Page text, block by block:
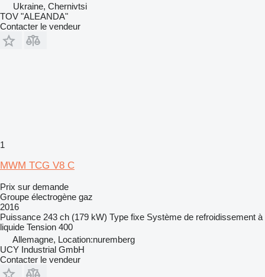
Ukraine, Chernivtsi
TOV "ALEANDA"
Contacter le vendeur
1
MWM TCG V8 C
Prix sur demande
Groupe électrogène gaz
2016
Puissance 243 ch (179 kW) Type fixe Système de refroidissement à
liquide Tension 400
Allemagne, Location:nuremberg
UCY Industrial GmbH
Contacter le vendeur